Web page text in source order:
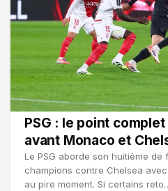
PSG : le point
avant Monaco et
Le PSG aborde son huitième de
champions contre Chelsea
au pire moment. Si certains